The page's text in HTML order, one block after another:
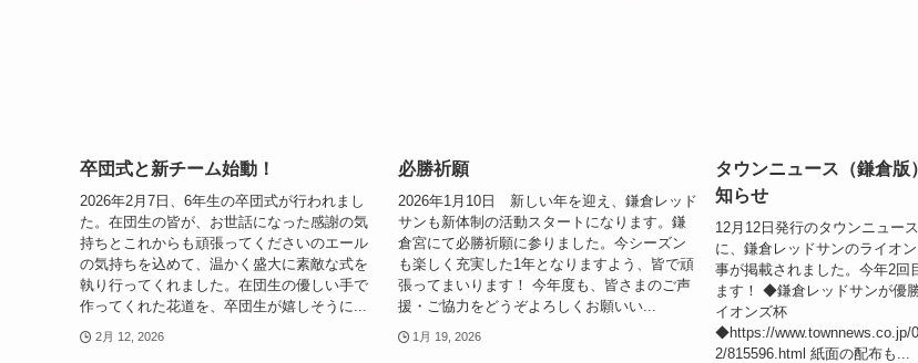
卒団式と新チーム始動！
2026年2月7日、6年生の卒団式が行われまし
た。在団生の皆が、お世話になった感謝の気
持ちとこれからも頑張ってくださいのエール
の気持ちを込めて、温かく盛大に素敵な式を
執り行ってくれました。在団生の優しい手で
作ってくれた花道を、卒団生が嬉しそうに...
2月 12, 2026
必勝祈願
2026年1月10日 新しい年を迎え、鎌倉レッド
サンも新体制の活動スタートになります。鎌
倉宮にて必勝祈願に参りました。今シーズン
も楽しく充実した1年となりますよう、皆で頑
張ってまいります！ 今年度も、皆さまのご声
援・ご協力をどうぞよろしくお願いい...
1月 19, 2026
タウンニュース（鎌倉版
知らせ
12月12日発行のタウンニュース
に、鎌倉レッドサンのライオ
事が掲載されました。今年2回
ます！ ◆鎌倉レッドサンが優
イオンズ杯
◆https://www.townnews.co.jp/
2/815596.html 紙面の配布も...